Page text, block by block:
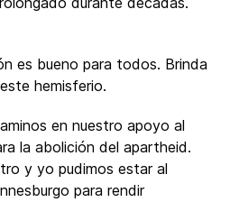
es bueno para todos. Brinda
hemisferio.
en nuestro apoyo al
la abolición del apartheid.
y yo pudimos estar al
para rendir